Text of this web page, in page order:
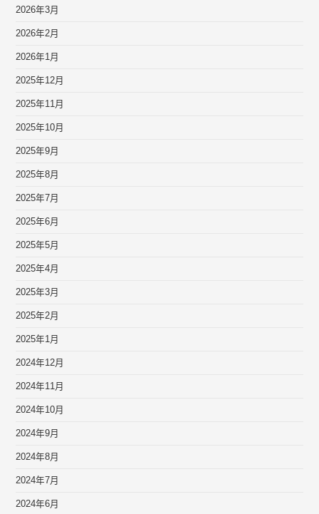
2026年3月
2026年2月
2026年1月
2025年12月
2025年11月
2025年10月
2025年9月
2025年8月
2025年7月
2025年6月
2025年5月
2025年4月
2025年3月
2025年2月
2025年1月
2024年12月
2024年11月
2024年10月
2024年9月
2024年8月
2024年7月
2024年6月